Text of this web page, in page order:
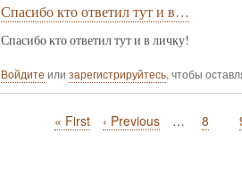
Спасибо кто ответил тут и в…
Спасибо кто ответил тут и в личку!
Войдите или зарегистрируйтесь, чтобы
Первая
« First
Предыдущая
‹ Previous … Page
8